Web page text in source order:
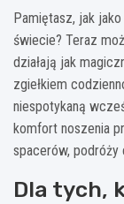
Pamiętasz, jak
świecie? Teraz
działają jak
zgiełkiem
niespotykaną
komfort noszenia
spacerów, podróży
Dla tych,